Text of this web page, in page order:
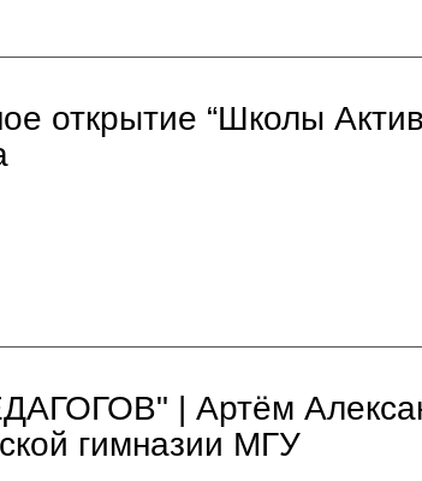
открытие “Школы
| Артём
гимназии МГУ